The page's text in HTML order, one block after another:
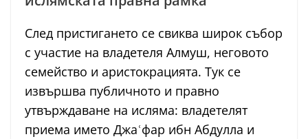
След пристигането се свиква широк събор
с участие на владетеля Алмуш, неговото
семейство и аристокрацията. Тук се
извършва публичното и правно
утвърждаване на исляма: владетелят
приема името Джаʿфар ибн Абдулла и